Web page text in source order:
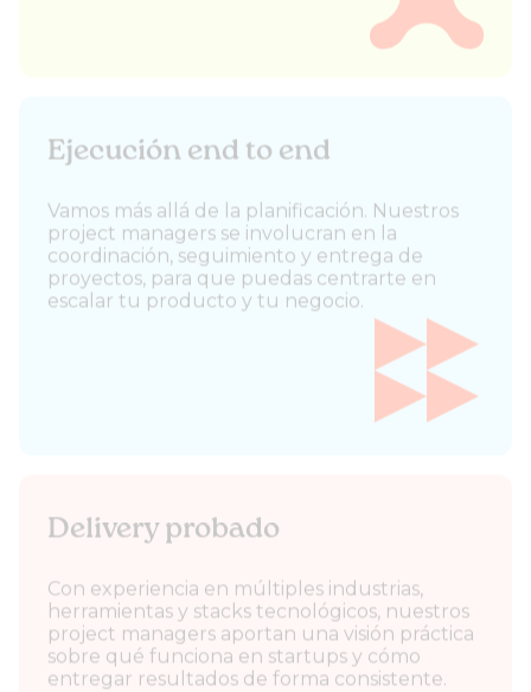
Ejecución end to end
Vamos más allá de la planificación. Nuestros
project managers se involucran en la
coordinación, seguimiento y entrega de
proyectos, para que puedas centrarte en
escalar tu producto y tu negocio.
Delivery probado
Con experiencia en múltiples industrias,
herramientas y stacks tecnológicos, nuestros
project managers aportan una visión práctica
sobre qué funciona en startups y cómo
entregar resultados de forma consistente.